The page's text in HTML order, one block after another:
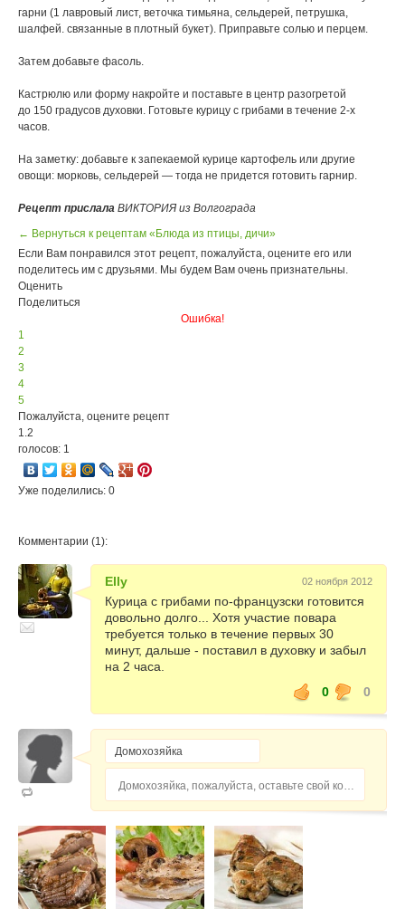
гарни (1 лавровый лист, веточка тимьяна, сельдерей, петрушка,
шалфей. связанные в плотный букет). Приправьте солью и перцем.
Затем добавьте фасоль.
Кастрюлю или форму накройте и поставьте в центр разогретой
до 150 градусов духовки. Готовьте курицу с грибами в течение 2-х
часов.
На заметку: добавьте к запекаемой курице картофель или другие
овощи: морковь, сельдерей — тогда не придется готовить гарнир.
Рецепт прислала ВИКТОРИЯ из Волгограда
← Вернуться к рецептам «Блюда из птицы, дичи»
Если Вам понравился этот рецепт, пожалуйста, оцените его или
поделитесь им с друзьями. Мы будем Вам очень признательны.
Оценить
Поделиться
Ошибка!
1
2
3
4
5
Пожалуйста, оцените рецепт
1.2
голосов: 1
Уже поделились: 0
Комментарии (1):
Elly 02 ноября 2012
Курица с грибами по-французски готовится
довольно долго... Хотя участие повара
требуется только в течение первых 30
минут, дальше - поставил в духовку и забыл
на 2 часа.
0
0
Домохозяйка, пожалуйста, оставьте свой комментарий...